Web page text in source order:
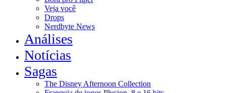
Veja você
Drops
Nerdbyte News
Análises
Notícias
Sagas
The Disney Afternoon Collection